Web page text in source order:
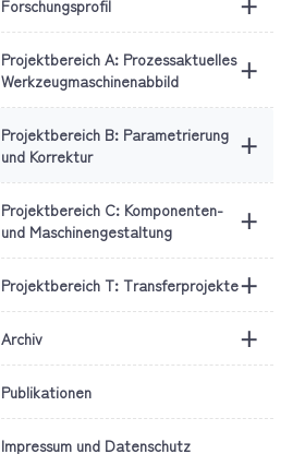
Forschungsprofil
+
Projektbereich A: Prozessaktuelles
Werkzeugmaschinenabbild
+
Projektbereich B: Parametrierung
und Korrektur
+
Projektbereich C: Komponenten-
und Maschinengestaltung
+
Projektbereich T: Transferprojekte
+
Archiv
Publikationen
Impressum und Datenschutz